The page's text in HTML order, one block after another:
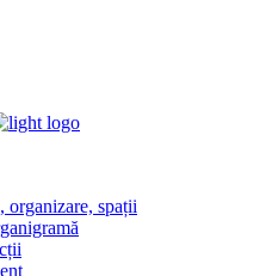
organizare, spații